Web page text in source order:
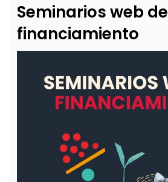
Seminarios web de
financiamiento